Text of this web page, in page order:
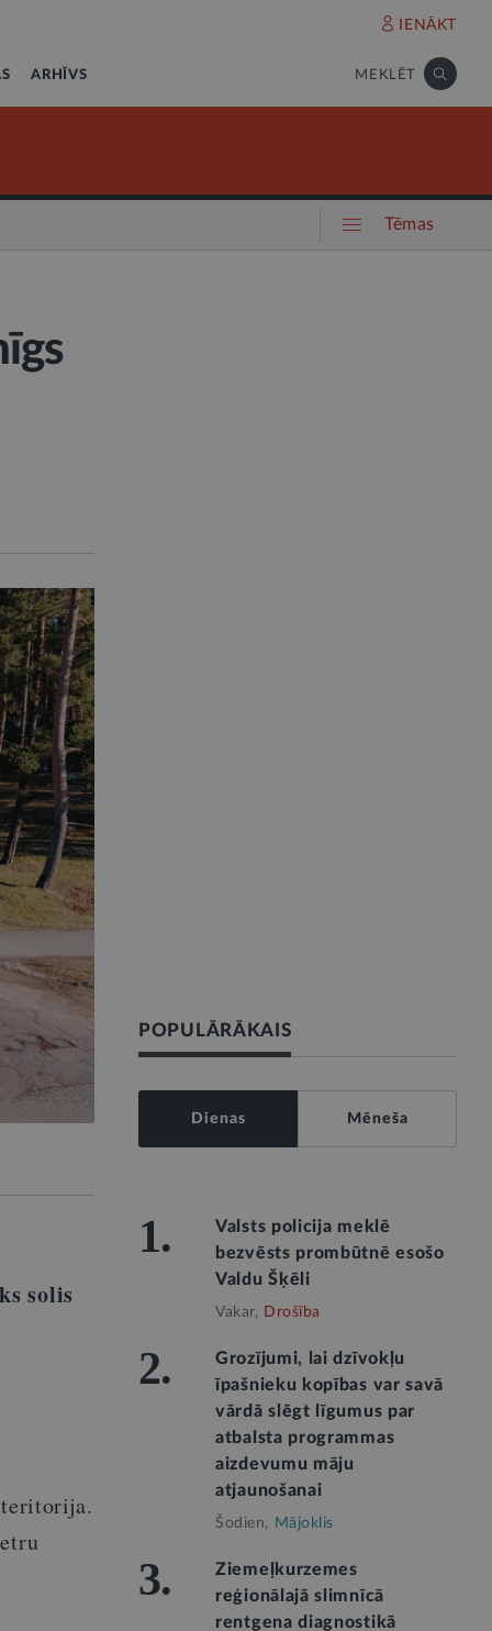
IENĀKT
ARHĪVS MEKLĒT
Tēmas
solis
POPULĀRĀKAIS
Dienas Mēneša
1.
Valsts policija meklē
bezvēsts prombūtnē esošo
Valdu Šķēli
Vakar, Drošība
2.
Grozījumi, lai dzīvokļu
īpašnieku kopības var savā
vārdā slēgt līgumus par
atbalsta programmas
aizdevumu māju
atjaunošanai
Šodien, Mājoklis
3.
Ziemeļkurzemes
reģionālajā slimnīcā
rentgena diagnostikā